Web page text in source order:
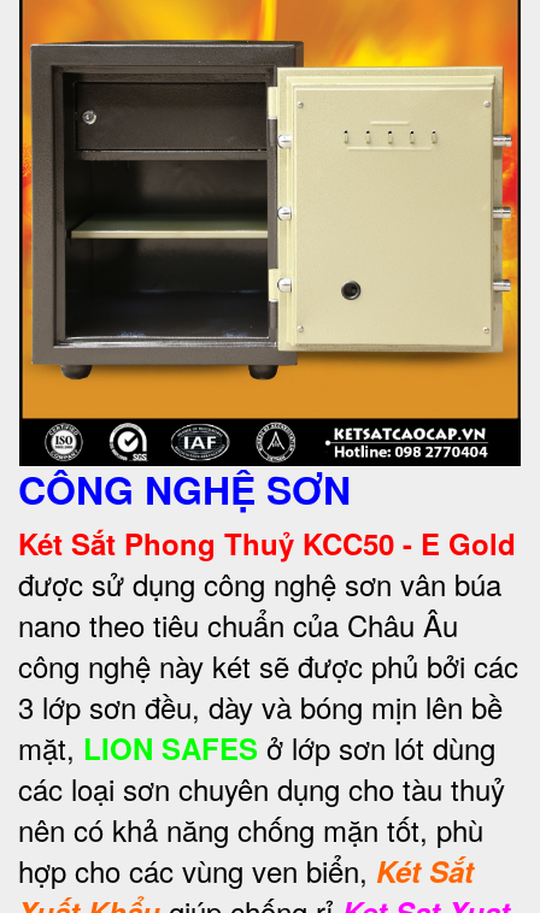
CÔNG NGHỆ SƠN
Két Sắt Phong Thuỷ KCC50 - E Gold
được sử dụng công nghệ sơn vân búa
nano theo tiêu chuẩn của Châu Âu
công nghệ này két sẽ được phủ bởi các
3 lớp sơn đều, dày và bóng mịn lên bề
mặt, LION SAFES ở lớp sơn lót dùng
các loại sơn chuyên dụng cho tàu thuỷ
nên có khả năng chống mặn tốt, phù
hợp cho các vùng ven biển, Két Sắt